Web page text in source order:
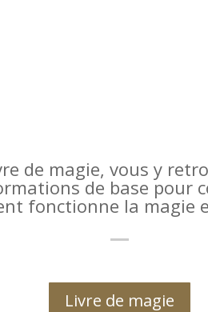
de magie, vous y
de base pour
fonctionne la magie
Livre de magie